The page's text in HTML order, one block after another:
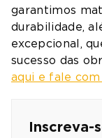
garantimos
durabilidade,
excepcional,
sucesso das
aqui e fale
Inscreva-